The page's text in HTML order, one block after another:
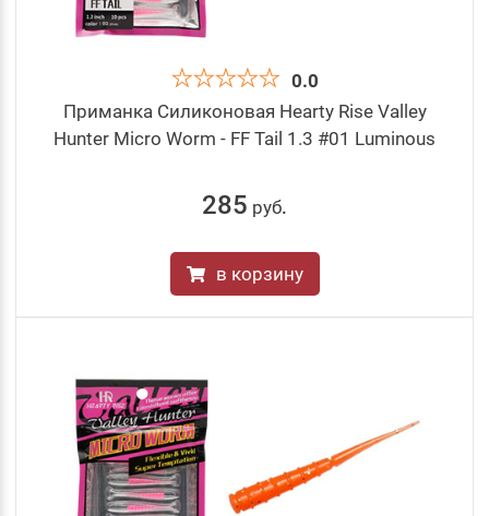
0.0
Приманка Силиконовая Hearty Rise Valley
Hunter Micro Worm - FF Tail 1.3 #01 Luminous
285 руб.
в корзину